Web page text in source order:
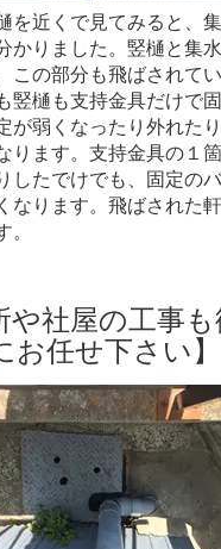
を近くで見てみると、
かりました。竪樋と集
この部分も飛ばされて
竪樋も支持金具だけで
が弱くなったり外れた
ります。支持金具の１
したでけでも、固定の
なります。飛ばされた軒
。
や社屋の工事
お任せ下さい】